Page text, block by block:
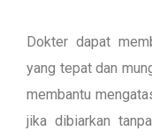
Dokter dapat
yang tepat dan
membantu
jika dibiarkan